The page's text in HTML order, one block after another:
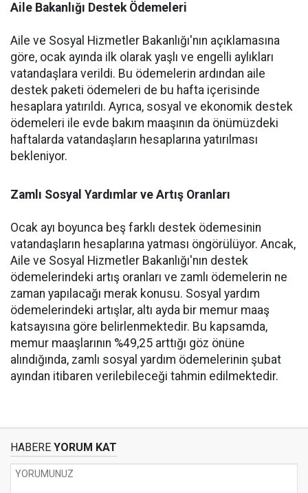
Aile Bakanlığı Destek Ödemeleri
Aile ve Sosyal Hizmetler Bakanlığı'nın açıklamasına
göre, ocak ayında ilk olarak yaşlı ve engelli aylıkları
vatandaşlara verildi. Bu ödemelerin ardından aile
destek paketi ödemeleri de bu hafta içerisinde
hesaplara yatırıldı. Ayrıca, sosyal ve ekonomik destek
ödemeleri ile evde bakım maaşının da önümüzdeki
haftalarda vatandaşların hesaplarına yatırılması
bekleniyor.
Zamlı Sosyal Yardımlar ve Artış Oranları
Ocak ayı boyunca beş farklı destek ödemesinin
vatandaşların hesaplarına yatması öngörülüyor. Ancak,
Aile ve Sosyal Hizmetler Bakanlığı'nın destek
ödemelerindeki artış oranları ve zamlı ödemelerin ne
zaman yapılacağı merak konusu. Sosyal yardım
ödemelerindeki artışlar, altı ayda bir memur maaş
katsayısına göre belirlenmektedir. Bu kapsamda,
memur maaşlarının %49,25 arttığı göz önüne
alındığında, zamlı sosyal yardım ödemelerinin şubat
ayından itibaren verilebileceği tahmin edilmektedir.
HABERE YORUM KAT